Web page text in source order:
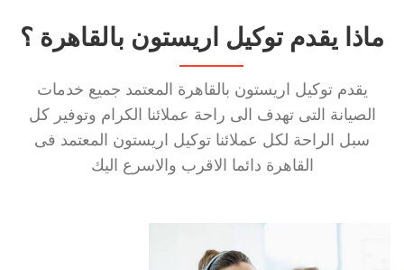
ماذا يقدم توكيل اريستون بالقاهرة ؟
يقدم توكيل اريستون بالقاهرة المعتمد جميع خدمات
الصيانة التى تهدف الى راحة عملائنا الكرام وتوفير كل
سبل الراحة لكل عملائنا توكيل اريستون المعتمد فى
القاهرة دائما الاقرب والاسرع اليك